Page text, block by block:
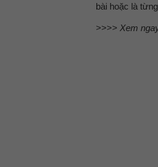
bài hoặc là
>>>> Xem